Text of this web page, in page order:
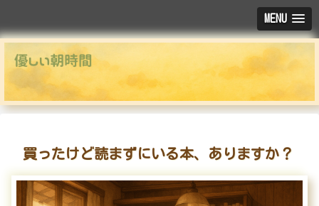
MENU
買ったけど読まずにいる本、ありますか？